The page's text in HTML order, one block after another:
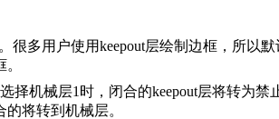
很多用户使用keepout层绘制边框，所以默
择机械层1时，闭合的keepout层将转为禁
的将转到机械层。